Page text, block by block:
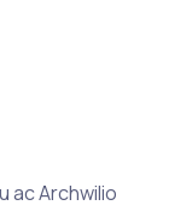
ac Archwilio